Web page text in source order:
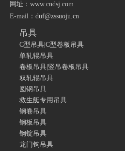
网址： www.cndsj.com
E-mail： duf@zssuoju.cn
吊具
C型吊具|C型卷板吊具
单轧辊吊具
卷板吊具|竖吊卷板吊具
双轧辊吊具
圆钢吊具
救生艇专用吊具
钢卷吊具
钢板吊具
钢锭吊具
龙门钩吊具